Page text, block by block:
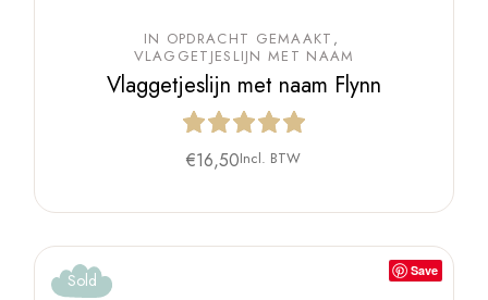
IN OPDRACHT GEMAAKT
VLAGGETJESLIJN MET NAAM
Vlaggetjeslijn met naam Flynn
€16,50Incl. BTW
Save
Sold